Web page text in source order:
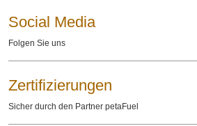
Social Media
Folgen Sie uns
Zertifizierungen
Sicher durch den Partner petaFuel